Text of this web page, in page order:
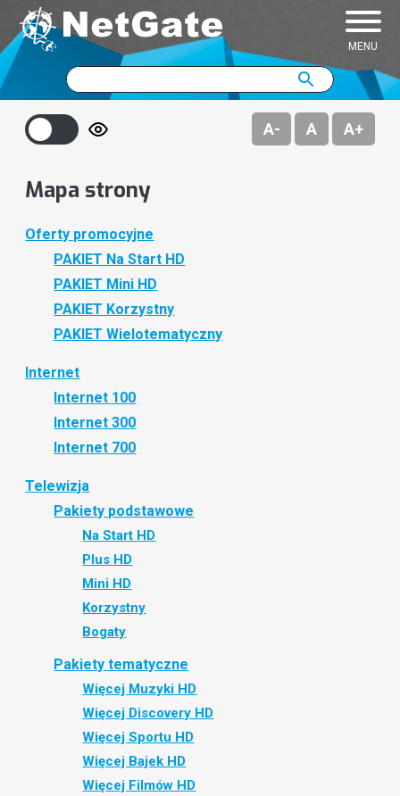
MENU
Wyszukiwarka
szukaj szukaj
A- A A+
Mapa strony
Oferty promocyjne
PAKIET Na Start HD
PAKIET Mini HD
PAKIET Korzystny
PAKIET Wielotematyczny
Internet
Internet 100
Internet 300
Internet 700
Telewizja
Pakiety podstawowe
Na Start HD
Plus HD
Mini HD
Korzystny
Bogaty
Pakiety tematyczne
Więcej Muzyki HD
Więcej Discovery HD
Więcej Sportu HD
Więcej Bajek HD
Więcej Filmów HD
Pakiety podstawowe
Pakiety tematyczne
Dekodery
JAMBOX go!
JAMBOX Panel
Dokumenty do pobrania
Najczęściej zadawane pytania